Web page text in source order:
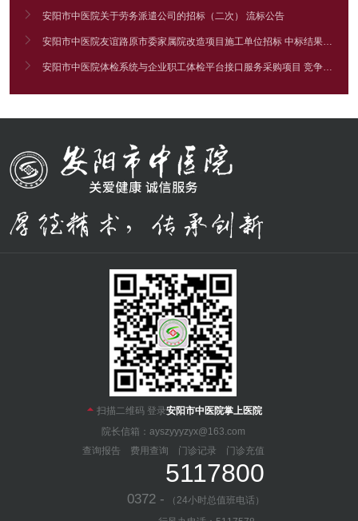
 安阳市中医院关于劳务派遣公司的招标（二次） 流标公告
 安阳市中医院友谊路原市委家属院改造项目施工单位招标 中标结果公告
 安阳市中医院体检系统与企业职工体检平台接口服务采购项目 竞争性谈判公告
扫描二维码 登录安阳市中医院掌上医院
院长信箱：ayszyyyzyx@163.com
查询报告
费用查询 门诊记录 门诊充值
5117800
0372 - （24小时总值班电话）